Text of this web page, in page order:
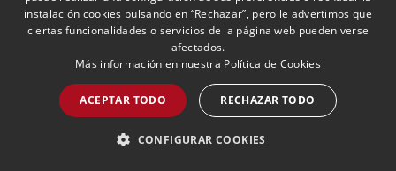
Pedro Vizcaino
Asociado. Derecho Procesal
LEER MÁS >>
instalación cookies pulsando en “Rechazar”, pero le advertimos que
ciertas funcionalidades o servicios de la página web pueden verse
afectados.
Más información en nuestra Política de Cookies
ACEPTAR TODO RECHAZAR TODO
CONFIGURAR COOKIES